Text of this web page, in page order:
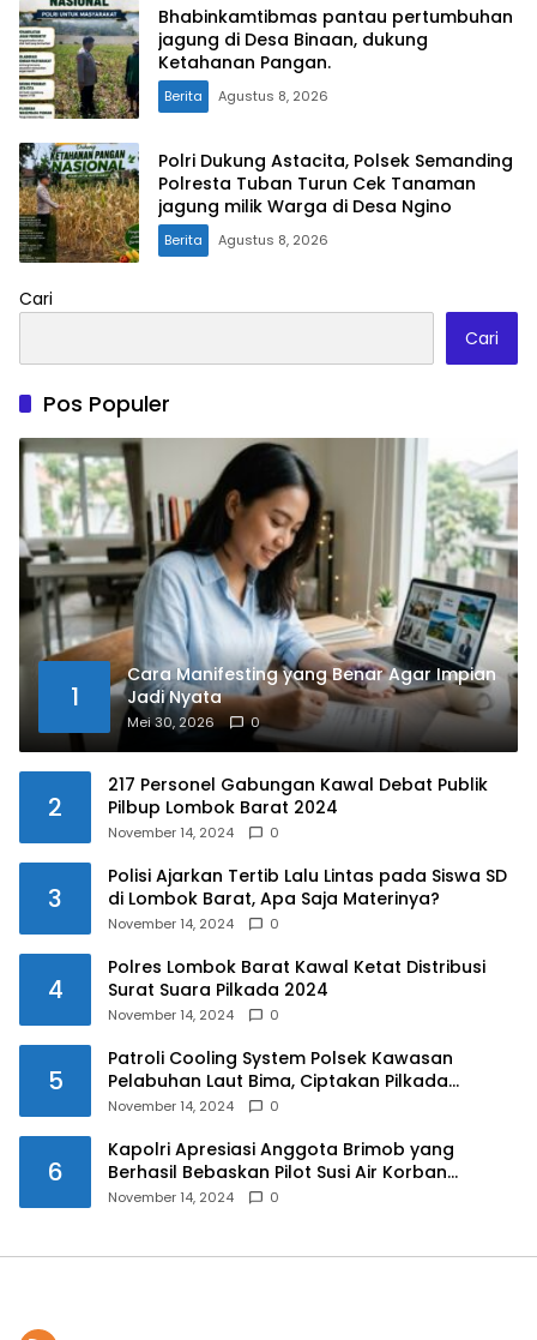
Bhabinkamtibmas pantau pertumbuhan
jagung di Desa Binaan, dukung
Ketahanan Pangan.
Berita Agustus 8, 2026
Polri Dukung Astacita, Polsek Semanding
Polresta Tuban Turun Cek Tanaman
jagung milik Warga di Desa Ngino
Berita Agustus 8, 2026
Cari
Cari
Pos Populer
1
Cara Manifesting yang Benar Agar Impian
Jadi Nyata
Mei 30, 2026 0
2
217 Personel Gabungan Kawal Debat Publik
Pilbup Lombok Barat 2024
November 14, 2024 0
3
Polisi Ajarkan Tertib Lalu Lintas pada Siswa SD
di Lombok Barat, Apa Saja Materinya?
November 14, 2024 0
4
Polres Lombok Barat Kawal Ketat Distribusi
Surat Suara Pilkada 2024
November 14, 2024 0
5
Patroli Cooling System Polsek Kawasan
Pelabuhan Laut Bima, Ciptakan Pilkada
Serentak 2024 yang Aman dan Damai
November 14, 2024 0
6
Kapolri Apresiasi Anggota Brimob yang
Berhasil Bebaskan Pilot Susi Air Korban
Penyanderaan KKB
November 14, 2024 0